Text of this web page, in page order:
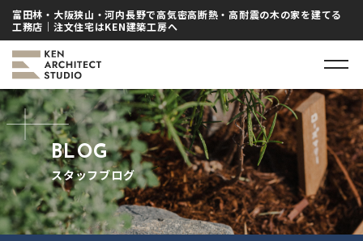
富田林・大阪狭山・河内長野で高気密高断熱・高耐震の木の家を建てる
工務店｜注文住宅はKEN建築工房へ
BLOG
スタッフブログ